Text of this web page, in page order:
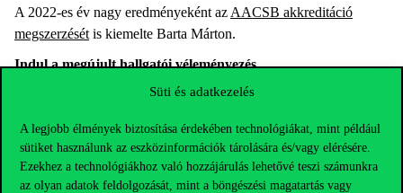
Süti és adatkezelés
A legjobb élmények biztosítása érdekében technológiákat, mint például
sütiket használunk az eszközinformációk tárolására és/vagy elérésére.
Ezekhez a technológiákhoz való hozzájárulás lehetővé teszi számunkra
az olyan adatok feldolgozását, mint a böngészési magatartás vagy
A 2022-es év nagy eredményeként az AACSB akkreditáció
megszerzését is kiemelte Barta Márton.
Indul a megújult hallgatói véleményezés
A hallgatói szolgáltatásokkal kapcsolatban számos területen
emelte ki ezek közül. Két éve elérhető a díjnyertesMyCorvinus
mobilapplikáció
, mely az idei év újdonságaként kibővült a
hallgatók között nagyon népszerű Intézd Online funkciókkal is.